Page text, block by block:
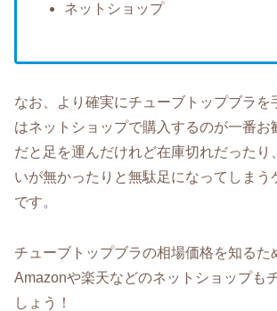
ネットショップ
なお、より確実にチューブトップブラを
はネットショップで購入するのが一番お
だと足を運んだけれど在庫切れだったり
いが無かったりと無駄足になってしまう
です。
チューブトップブラの相場価格を知るた
Amazonや楽天などのネットショップも
しょう！